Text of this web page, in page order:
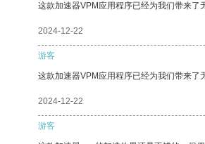
这款加速器VPM应用程序已经为我们带来了
2024-12-22
游客
这款加速器VPM应用程序已经为我们带来了
2024-12-22
游客